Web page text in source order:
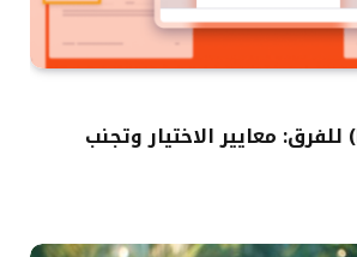
بدائل (Docusign) للفرق: معايير الاختيار وتجنب